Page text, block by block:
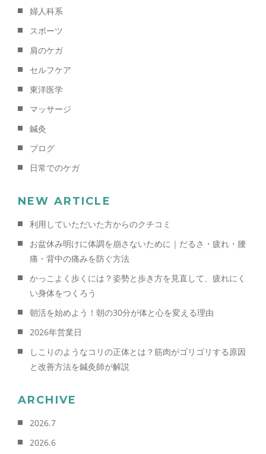
婦人科系
スポーツ
肩のケガ
セルフケア
東洋医学
マッサージ
鍼灸
ブログ
日常でのケガ
NEW ARTICLE
利用していただいた方からのクチコミ
お盆休み明けに体調を崩さないために｜だるさ・疲れ・腰
痛・背中の痛みを防ぐ方法
かっこよく歩くには？姿勢と歩き方を見直して、疲れにく
い身体をつくろう
朝活を始めよう！朝の30分が体と心を変える理由
2026年営業日
しこりのようなコリの正体とは？筋肉がゴリゴリする原因
と改善方法を鍼灸師が解説
ARCHIVE
2026.7
2026.6